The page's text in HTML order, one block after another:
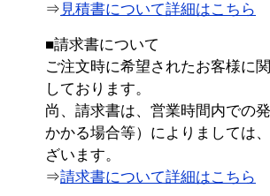
⇒ 見積書について詳細はこちら
■請求書について
ご注文時に希望されたお客様に
しております。
尚、請求書は、営業時間内での
かかる場合等）によりましては
ざいます。
⇒請求書について詳細はこちら